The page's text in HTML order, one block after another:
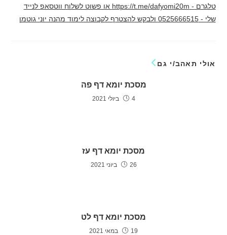
טלגרם - https://t.me/dafyomi20m או פשוט לשלוח ווטסאפ לנייד
שלי - 0525666515 ולבקש להצטרף לקבוצה לימוד מהנה יוני גוטמן
אולי תאהב/י גם
מסכת יומא דף פה
4 ביולי 2021
מסכת יומא דף עז
26 ביוני 2021
מסכת יומא דף לט
19 במאי 2021